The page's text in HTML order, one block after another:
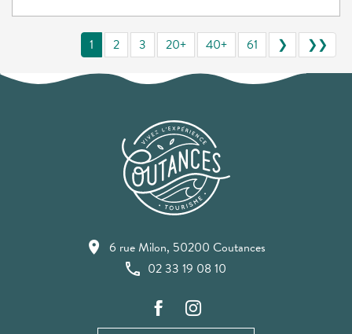
1 2 3 20+ 40+ 61 ❯ ❯❯
6 rue Milon, 50200 Coutances
02 33 19 08 10